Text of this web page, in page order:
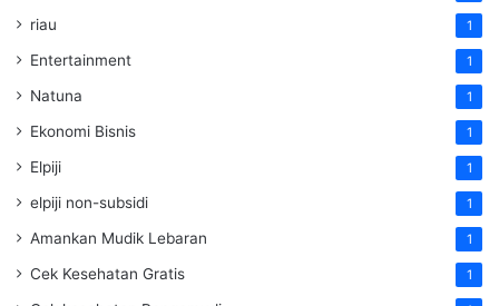
riau 1
Entertainment 1
Natuna 1
Ekonomi Bisnis 1
Elpiji 1
elpiji non-subsidi 1
Amankan Mudik Lebaran 1
Cek Kesehatan Gratis 1